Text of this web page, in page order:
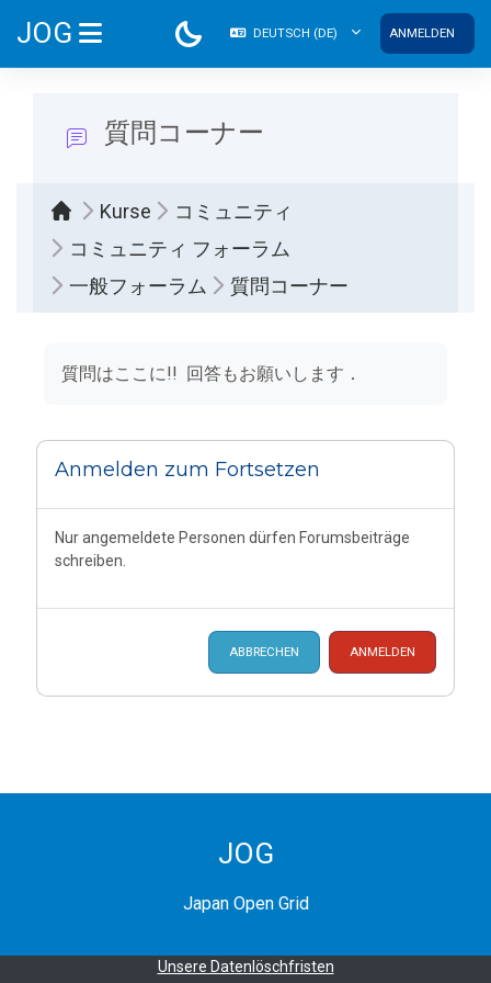
JOG
WEBSITE-ÜBERSICHT
DEUTSCH ‎(DE)‎ ANMELDEN
質問コーナー
Kurse
コミュニティ
コミュニティ フォーラム
一般フォーラム
質問コーナー
質問はここに!! 回答もお願いします．
Anmelden zum Fortsetzen
Nur angemeldete Personen dürfen Forumsbeiträge
schreiben.
ABBRECHEN ANMELDEN
JOG
Japan Open Grid
Unsere Datenlöschfristen